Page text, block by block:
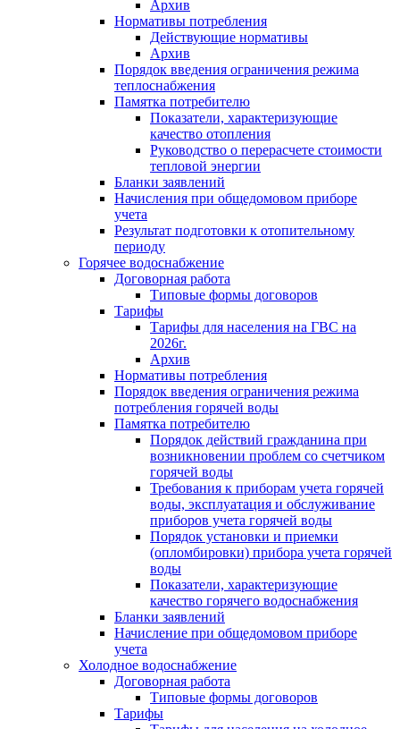
Архив
Нормативы потребления
Действующие нормативы
Архив
Порядок введения ограничения режима
теплоснабжения
Памятка потребителю
Показатели, характеризующие
качество отопления
Руководство о перерасчете стоимости
тепловой энергии
Бланки заявлений
Начисления при общедомовом приборе
учета
Результат подготовки к отопительному
периоду
Горячее водоснабжение
Договорная работа
Типовые формы договоров
Тарифы
Тарифы для населения на ГВС на
2026г.
Архив
Нормативы потребления
Порядок введения ограничения режима
потребления горячей воды
Памятка потребителю
Порядок действий гражданина при
возникновении проблем со счетчиком
горячей воды
Требования к приборам учета горячей
воды, эксплуатация и обслуживание
приборов учета горячей воды
Порядок установки и приемки
(опломбировки) прибора учета горячей
воды
Показатели, характеризующие
качество горячего водоснабжения
Бланки заявлений
Начисление при общедомовом приборе
учета
Холодное водоснабжение
Договорная работа
Типовые формы договоров
Тарифы